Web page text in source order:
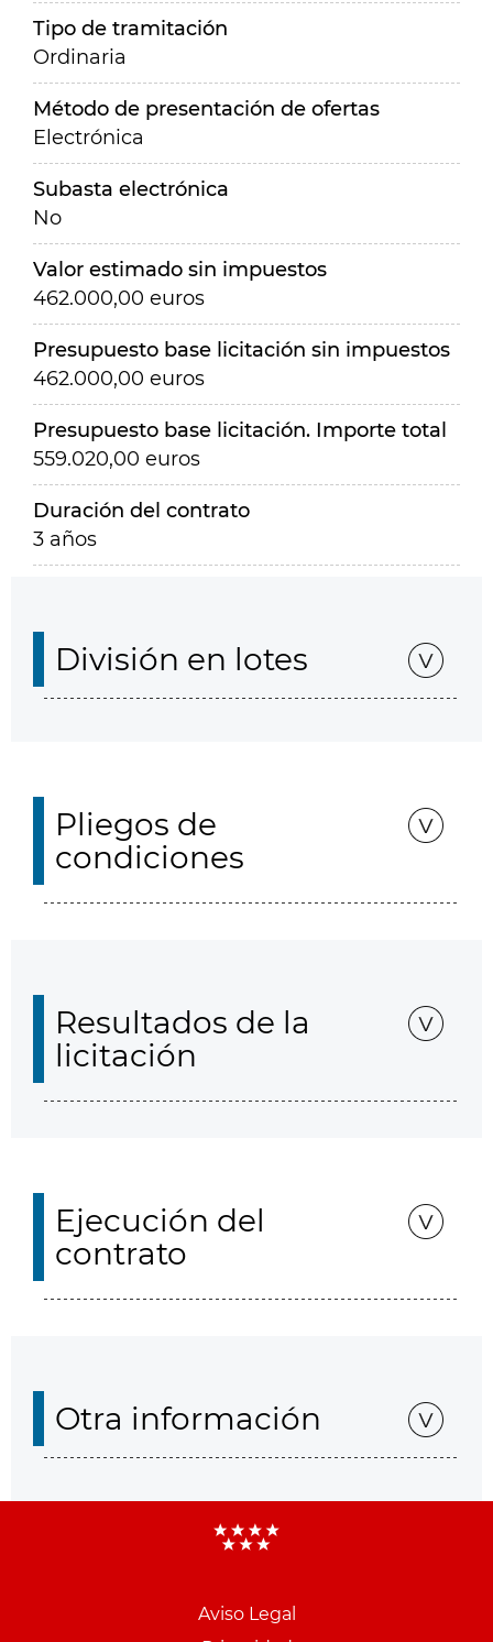
Tipo de tramitación
Ordinaria
Método de presentación de ofertas
Electrónica
Subasta electrónica
No
Valor estimado sin impuestos
462.000,00 euros
Presupuesto base licitación sin impuestos
462.000,00 euros
Presupuesto base licitación. Importe total
559.020,00 euros
Duración del contrato
3 años
División en lotes
Pliegos de
condiciones
Resultados de la
licitación
Ejecución del
contrato
Otra información
Aviso Legal